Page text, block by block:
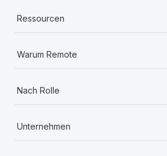
Ressourcen
Warum Remote
Nach Rolle
Unternehmen